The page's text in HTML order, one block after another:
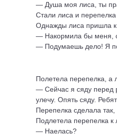
— Душа моя лиса, ты
Стали лиса и перепелка
Однажды лиса пришла к
— Накормила бы меня,
— Подумаешь дело! Я
Полетела перепелка, а
— Сейчас я сяду перед
улечу. Опять сяду.
Перепелка сделала так,
Подлетела перепелка к
— Наелась?